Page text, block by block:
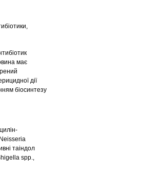
має
дії
біосинтезу
таіндол
spp.,